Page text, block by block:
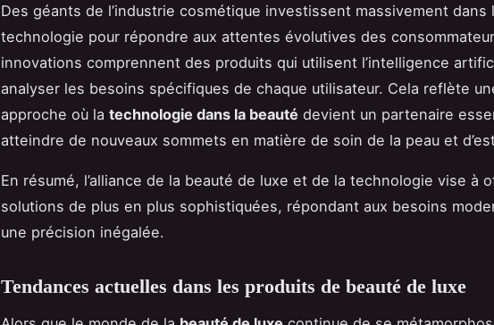
Des géants de l’industrie cosmétique investissent massivement dans
technologie pour répondre aux attentes évolutives des
innovations comprennent des produits qui utilisent l’intelligence
analyser les besoins spécifiques de chaque utilisateur. Cela reflète
approche où la technologie dans la beauté devient un partenaire
atteindre de nouveaux sommets en matière de soin de la peau et
En résumé, l’alliance de la beauté de luxe et de la technologie vise à
solutions de plus en plus sophistiquées, répondant aux besoins
une précision inégalée.
Tendances actuelles dans les produits de beauté de luxe